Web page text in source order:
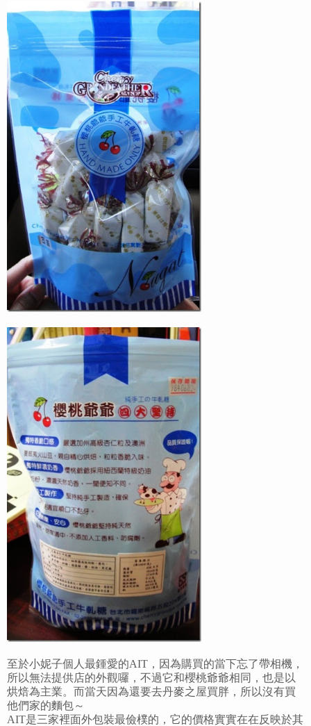
至於小妮子個人最鍾愛的AIT，因為購買的當下忘了帶相機，
所以無法提供店的外觀囉，不過它和櫻桃爺爺相同，也是以
烘焙為主業。而當天因為還要去丹麥之屋買胖，所以沒有買
他們家的麵包～
AIT是三家裡面外包裝最儉樸的，它的價格實實在在反映於其